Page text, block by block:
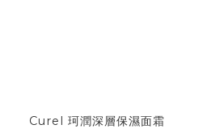
Curel 珂潤深層保濕面霜